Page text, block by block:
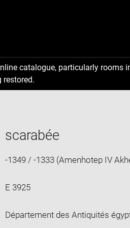
catalogue, particularly rooms
restored.
scarabée
-1349 / -1333 (Amenhotep IV
E 3925
Département des Antiquités